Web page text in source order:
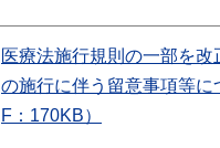
医療法施行規則の一部を改
の施行に伴う留意事項等に
F：170KB）